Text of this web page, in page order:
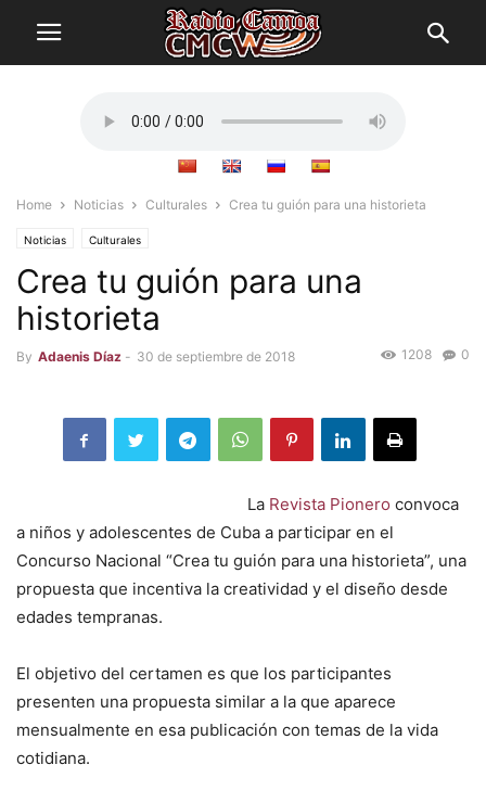
Home Noticias Culturales Crea tu guión para una historieta
Noticias Culturales
Crea tu guión para una
historieta
By Adaenis Díaz - 30 de septiembre de 2018 0
1208
La Revista Pionero convoca
a niños y adolescentes de Cuba a participar en el
Concurso Nacional “Crea tu guión para una historieta”, una
propuesta que incentiva la creatividad y el diseño desde
edades tempranas.
El objetivo del certamen es que los participantes
presenten una propuesta similar a la que aparece
mensualmente en esa publicación con temas de la vida
cotidiana.